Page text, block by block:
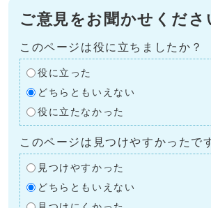
ご意見をお聞かせくださ
このページは役に立ちましたか？
役に立った
どちらともいえない
役に立たなかった
このページは見つけやすかったで
見つけやすかった
どちらともいえない